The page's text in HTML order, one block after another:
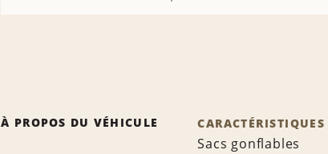
À PROPOS DU VÉHICULE CARACTÉRISTIQUES
Sacs gonflables